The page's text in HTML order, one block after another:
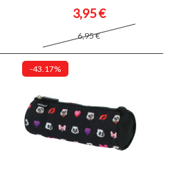
3,95 €
6,95 €
-43.17%